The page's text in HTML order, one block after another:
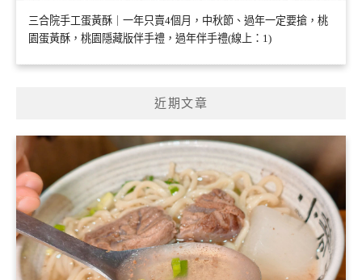
三合院手工蛋黃酥｜一年只賣4個月，中秋節、過年一定要搶，桃
園蛋黃酥，桃園隱藏版伴手禮，過年伴手禮(線上：1)
近期文章